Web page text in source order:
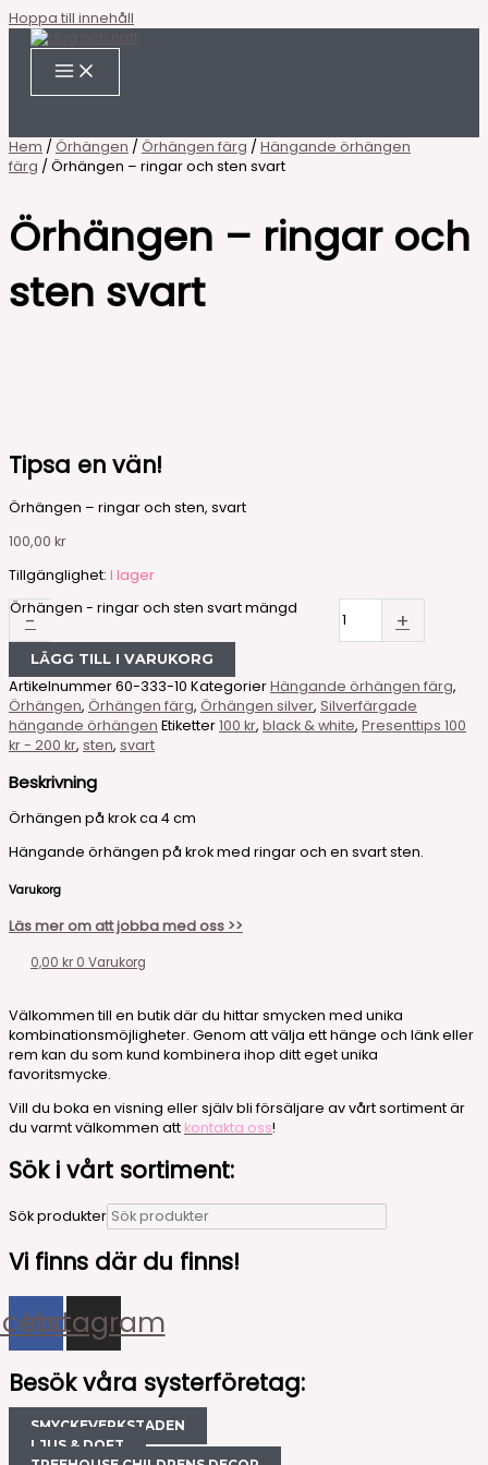
Hoppa till innehåll
Hem / Örhängen / Örhängen färg / Hängande örhängen
färg / Örhängen – ringar och sten svart
Örhängen – ringar och
sten svart
Tipsa en vän!
Örhängen – ringar och sten, svart
100,00 kr
Tillgänglighet: I lager
-
Örhängen - ringar och sten svart mängd +
LÄGG TILL I VARUKORG
Artikelnummer60-333-10 KategorierHängande örhängen färg,
Örhängen, Örhängen färg, Örhängen silver, Silverfärgade
hängande örhängen Etiketter100 kr, black & white, Presenttips 100
kr - 200 kr, sten, svart
Beskrivning
Örhängen på krok ca 4 cm
Hängande örhängen på krok med ringar och en svart sten.
Varukorg
Läs mer om att jobba med oss >>
0,00 kr 0 Varukorg
Välkommen till en butik där du hittar smycken med unika
kombinationsmöjligheter. Genom att välja ett hänge och länk eller
rem kan du som kund kombinera ihop ditt eget unika
favoritsmycke.
Vill du boka en visning eller själv bli försäljare av vårt sortiment är
du varmt välkommen att kontakta oss!
Sök i vårt sortiment:
Sök produkter
Vi finns där du finns!
Instagram
Besök våra systerföretag:
SMYCKEVERKSTADEN
LJUS & DOFT